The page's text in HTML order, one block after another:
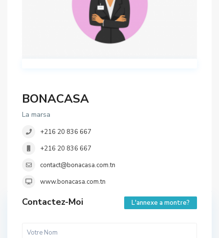
BONACASA
La marsa
+216 20 836 667
+216 20 836 667
contact@bonacasa.com.tn
www.bonacasa.com.tn
Contactez-Moi L'annexe a montre?